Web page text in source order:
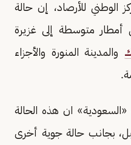
الوطني للأرصاد، إن حالة
متوسطة إلى غزيرة
والمدينة المنورة والأجزاء
ان هذه الحالة
بجانب حالة جوية أخرى